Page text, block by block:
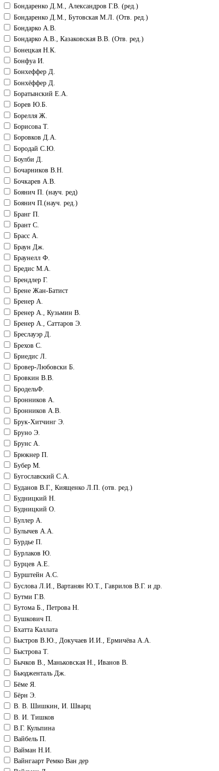
Бондаренко Д.М., Александров Г.В. (ред.)
Бондаренко Д.М., Бутовская М.Л. (Отв. ред.)
Бондарко А.В.
Бондарко А.В., Казаковская В.В. (Отв. ред.)
Бонецкая Н.К.
Бонфуа И.
Бонхеффер Д.
Бонхёффер Д.
Боратынский Е.А.
Борев Ю.Б.
Борелля Ж.
Борисова Т.
Боровков Д.А.
Бородай С.Ю.
Боулби Д.
Бочарников В.Н.
Бочкарев А.В.
Боянич П. (науч. ред)
Боянич П.(науч. ред.)
Бранг П.
Брант С.
Брасс А.
Браун Дж.
Браунелл Ф.
Бредис М.А.
Брендлер Г.
Брене Жан-Батист
Бренер А.
Бренер А., Кузьмин В.
Бренер А., Саттаров Э.
Бреслауэр Д.
Брехов С.
Бриедис Л.
Бровер-Любовски Б.
Бровкин В.В.
БродельФ.
Бронников А.
Бронников А.В.
Брук-Хитчинг Э.
Бруно Э.
Брунс А.
Брюкнер П.
Бубер М.
Бугославский С.А.
Буданов В.Г., Киященко Л.П. (отв. ред.)
Будницкий Н.
Будницкий О.
Буллер А.
Булычев А.А.
Бурдье П.
Бурлаков Ю.
Бурцев А.Е.
Бурштейн А.С.
Буслова Л.И., Вартанян Ю.Т., Гаврилов В.Г. и др.
Бутми Г.В.
Бутома Б., Петрова Н.
Бушкович П.
Бхатта Каллата
Быстров В.Ю., Докучаев И.И., Ермичёва А.А.
Быстрова Т.
Бычков В., Маньковская Н., Иванов В.
Бьюдженталь Дж.
Бёме Я.
Бёрн Э.
В. В. Шишкин, И. Шварц
В. И. Тишков
В.Г. Кульпина
Вайбель П.
Вайман Н.И.
Вайнгаарт Ремко Ван дер